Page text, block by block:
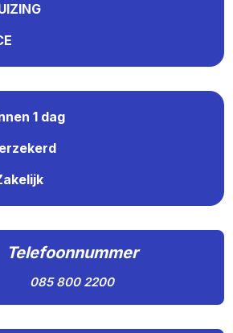
1 dag
Telefoonnummer
085 800 2200